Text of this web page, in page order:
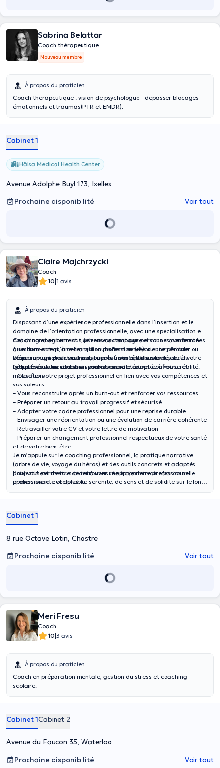
Sabrina Belattar
Coach thérapeutique
Nouveau membre
À propos du praticien
Coach thérapeutique : vision de psychologue - dépasser blocages
émotionnels et traumas(PTR et EMDR).
Cabinet 1
Hälsa Medical Health Center
Avenue Adolphe Buyl 173, Ixelles
Prochaine disponibilité
Voir tout
Claire Majchrzycki
Coach
10|1 avis
À propos du praticien
Disposant d’une expérience professionnelle dans l’insertion et le
domaine de l’orientation professionnelle, avec une spécialisation en
coaching et en burn-out, je vous accompagne si vous traversez un
questionnement, une transition professionnelle ou une période
d’épuisement professionnel, pour retrouver de la clarté, de
l’équilibre et une direction professionnelle adaptée à votre réalité.
Cet accompagnement s’adresse autant aux personnes confrontées
à un burn-out qu’à celles qui souhaitent se (ré)orienter, évoluer ou
sécuriser un retour au travail après un arrêt. Vous avancez à votre
rythme, dans un cadre rassurant, pour retrouver confiance et
motivation.
L’accompagnement est personnalisé et s’appuie sur des outils
adaptés à votre situation, pour vous aider à :
– Clarifier votre projet professionnel en lien avec vos compétences et
vos valeurs
– Vous reconstruire après un burn-out et renforcer vos ressources
– Préparer un retour au travail progressif et sécurisé
– Adapter votre cadre professionnel pour une reprise durable
– Envisager une réorientation ou une évolution de carrière cohérente
– Retravailler votre CV et votre lettre de motivation
– Préparer un changement professionnel respectueux de votre santé
et de votre bien-être
Je m’appuie sur le coaching professionnel, la pratique narrative
(arbre de vie, voyage du héros) et des outils concrets et adaptés
pour vous permettre de retrouver une trajectoire professionnelle
épanouissante et durable.
L’objectif est de vous aider à vous réapproprier votre parcours
professionnel avec plus de sérénité, de sens et de solidité sur le long
Cabinet 1
8 rue Octave Lotin, Chastre
Prochaine disponibilité
Voir tout
Meri Fresu
Coach
10|3 avis
À propos du praticien
Coach en préparation mentale, gestion du stress et coaching
scolaire.
Cabinet 1Cabinet 2
Avenue du Faucon 35, Waterloo
Prochaine disponibilité
Voir tout